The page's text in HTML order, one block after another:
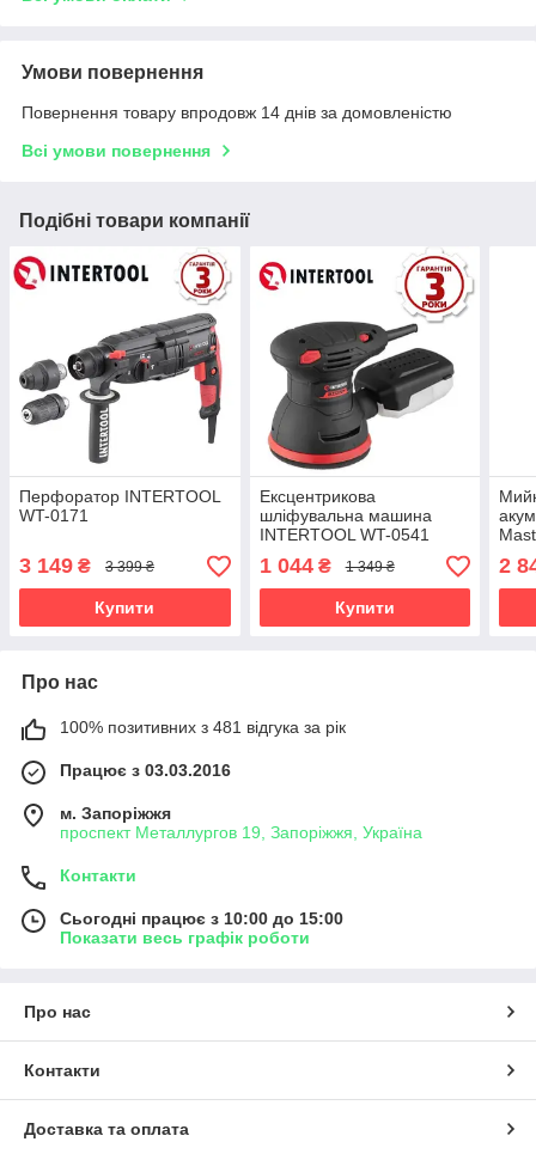
Умови повернення
Повернення товару впродовж 14 днів за домовленістю
Всі умови повернення
Подібні товари компанії
Перфоратор INTERTOOL
WT-0171
3 149 ₴ 3 399 ₴
Купити
Ексцентрикова
шліфувальна машина
INTERTOOL WT-0541
1 044₴ 1 349 ₴
Купити
2
Про нас
100% позитивних з 481 відгука за рік
Працює з 03.03.2016
м. Запоріжжя
проспект Металлургов 19, Запоріжжя, Україна
Контакти
Сьогодні працює з 10:00 до 15:00
Показати весь графік роботи
Про нас
Контакти
Доставка та оплата